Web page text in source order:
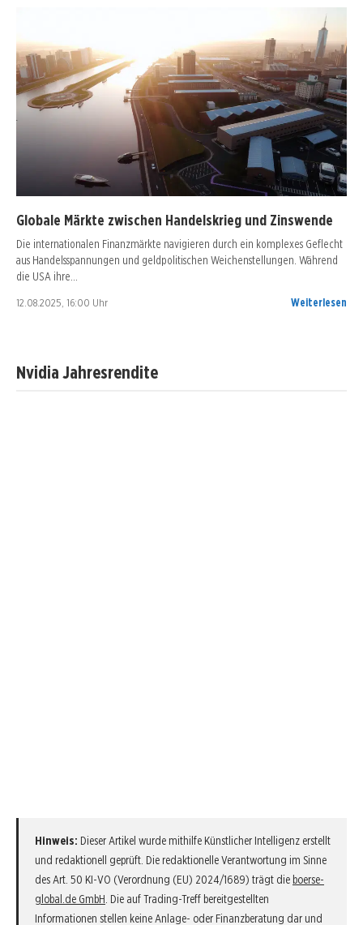
Globale Märkte zwischen Handelskrieg und Zinswende
Die internationalen Finanzmärkte navigieren durch ein komplexes Geflecht
aus Handelsspannungen und geldpolitischen Weichenstellungen. Während
die USA ihre…
12.08.2025, 16:00 Uhr Weiterlesen
Nvidia Jahresrendite
Hinweis: Dieser Artikel wurde mithilfe Künstlicher Intelligenz erstellt
und redaktionell geprüft. Die redaktionelle Verantwortung im Sinne
des Art. 50 KI-VO (Verordnung (EU) 2024/1689) trägt die boerse-
global.de GmbH . Die auf Trading-Treff bereitgestellten
Informationen stellen keine Anlage- oder Finanzberatung dar und